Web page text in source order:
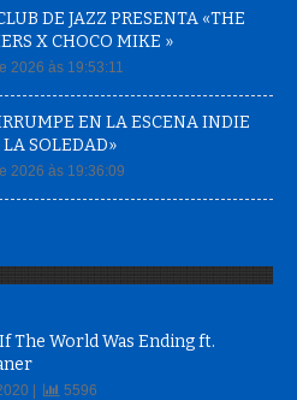
DE JAZZ PRESENTA «THE
X CHOCO MIKE »
2026 às 19:53:11
EN LA ESCENA INDIE
SOLEDAD»
2026 às 19:36:09
If The World Was Ending ft.
| 5596